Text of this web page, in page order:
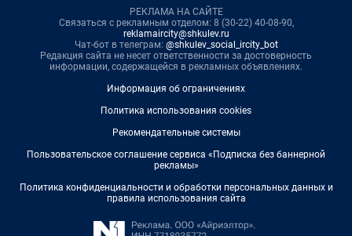
РЕКЛАМА НА САЙТЕ
Связаться с рекламным отделом: 8 (30-22) 40-08-90,
reklamaircity@shkulev.ru
Чат-бот в телеграм: @shkulev_social_ircity_bot
Редакция сайта не несет ответственности за достоверность
информации, содержащейся в рекламных объявлениях.
Информация об ограничениях
Политика использования cookies
Рекомендательные системы
Пользовательское соглашение сервиса «Подписка без баннерной
рекламы»
Политика конфиденциальности и обработки персональных данных и
правила использования сайта